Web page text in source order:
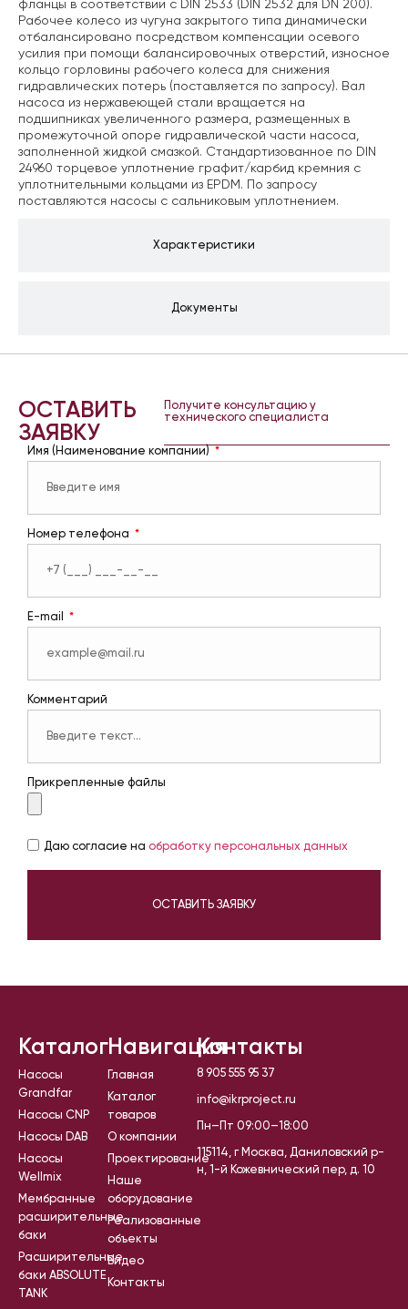
Характеристики
Документы
фланцы в соответствии с DIN 2533 (DIN 2532 для DN 200).
Рабочее колесо из чугуна закрытого типа динамически
отбалансировано посредством компенсации осевого
усилия при помощи балансировочных отверстий, износное
кольцо горловины рабочего колеса для снижения
гидравлических потерь (поставляется по запросу). Вал
насоса из нержавеющей стали вращается на
подшипниках увеличенного размера, размещенных в
промежуточной опоре гидравлической части насоса,
заполненной жидкой смазкой. Стандартизованное по DIN
24960 торцевое уплотнение графит/карбид кремния с
уплотнительными кольцами из EPDM. По запросу
поставляются насосы с сальниковым уплотнением.
ОСТАВИТЬ
ЗАЯВКУ
Получите консультацию у
технического специалиста
Имя (Наименование компании)
Номер телефона
E-mail
Комментарий
Прикрепленные файлы
Даю согласие на обработку персональных данных
ОСТАВИТЬ ЗАЯВКУ
Каталог
Насосы
Grandfar
Насосы CNP
Насосы DAB
Насосы
Wellmix
Мембранные
расширительные
баки
Расширительные
баки ABSOLUTE
TANK
Навигация
Главная
Каталог
товаров
О компании
Проектирование
Наше
оборудование
Реализованные
объекты
Видео
Контакты
Контакты
8 905 555 95 37
info@ikrproject.ru
Пн–Пт 09:00–18:00
115114, г Москва, Даниловский р-
н, 1-й Кожевнический пер, д. 10